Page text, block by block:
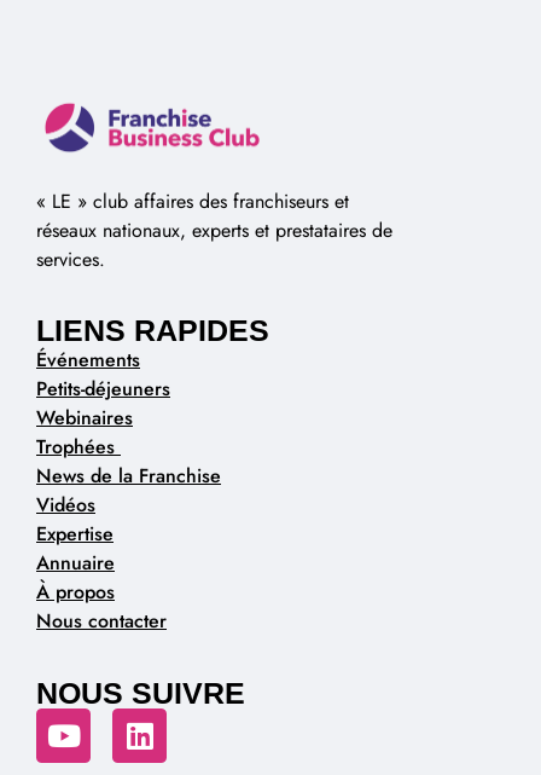
« LE » club affaires des franchiseurs et
réseaux nationaux, experts et prestataires de
services.
LIENS RAPIDES
Événements
Petits-déjeuners
Webinaires
Trophées
News de la Franchise
Vidéos
Expertise
Annuaire
À propos
Nous contacter
NOUS SUIVRE